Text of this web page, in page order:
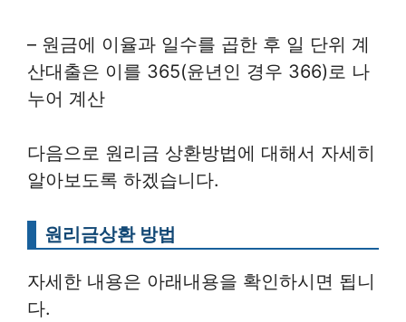
– 원금에 이율과 일수를 곱한 후 일 단위 계
산대출은 이를 365(윤년인 경우 366)로 나
누어 계산
다음으로 원리금 상환방법에 대해서 자세히
알아보도록 하겠습니다.
원리금상환 방법
자세한 내용은 아래내용을 확인하시면 됩니
다.